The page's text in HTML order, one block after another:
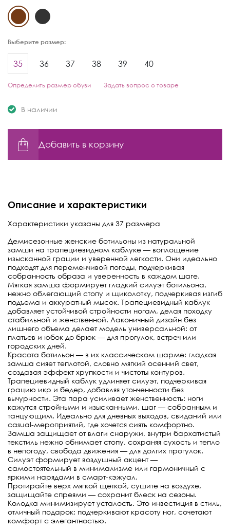
Выберите размер:
35 36 37 38 39 40
Определить размер обуви Задать вопрос о товаре
В наличии
Добавить в корзину
Описание и характеристики
Характеристики указаны для 37 размера
Демисезонные женские ботильоны из натуральной
замши на трапециевидном каблуке — воплощение
изысканной грации и уверенной легкости. Они идеально
подходят для переменчивой погоды, подчеркивая
собранность образа и уверенность в каждом шаге.
Мягкая замша формирует гладкий силуэт ботильона,
нежно облегающий стопу и щиколотку, подчеркивая изгиб
подъема и аккуратный мысок. Трапециевидный каблук
добавляет устойчивой стройности ногам, делая походку
стабильной и женственной. Лаконичный дизайн без
лишнего объема делает модель универсальной: от
платьев и юбок до брюк — для прогулок, встреч или
городских дней.
Красота ботильон — в их классическом шарме: гладкая
замша сияет теплотой, словно мягкий осенний свет,
создавая эффект хрупкости и чистоты контуров.
Трапециевидный каблук удлиняет силуэт, подчеркивая
грацию икр и бедер, добавляя утонченности без
вычурности. Эта пара усиливает женственность: ноги
кажутся стройными и изысканными, шаг — собранным и
танцующим. Идеально для дневных выходов, свиданий или
casual-мероприятий, где хочется сиять комфортно.
Замша защищает от влаги снаружи, внутри бархатистый
текстиль нежно обнимает стопу, сохраняя сухость и тепло
в непогоду, свобода движения — для долгих прогулок.
Силуэт формирует воздушный акцент —
самостоятельный в минимализме или гармоничный с
яркими нарядами в смарт-кэжуал.
Протирайте верх мягкой щеткой, сушите на воздухе,
защищайте спреями — сохранит блеск на сезоны.
Колодка минимизирует усталость. Это инвестиция в стиль,
отличный подарок: подчеркивают красоту ног, сочетают
комфорт с элегантностью.